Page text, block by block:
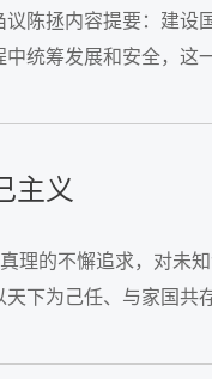
陈拯内容提要：建
统筹发展和安全，
主义
理的不懈追求，对未
下为己任、与家国